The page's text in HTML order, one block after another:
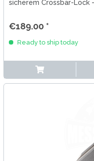
sicherem Crossbar-Lock
€189.00 *
Ready to ship today